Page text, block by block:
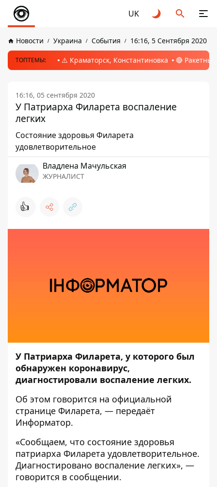
UK
Новости Украина События 16:16, 5 Сентября 2020
ТОПТЕМЫ: ⚠️ Краматорск, Константиновка 🔴
16:16, 05 сентября 2020
У Патриарха Филарета воспаление
легких
Состояние здоровья Филарета
удовлетворительное
Владлена Мачульская
ЖУРНАЛИСТ
👍
У Патриарха Филарета, у которого был
обнаружен коронавирус,
диагностировали воспаление легких.
Об этом говорится на официальной
странице Филарета, — передаёт
Информатор.
«Сообщаем, что состояние здоровья
патриарха Филарета удовлетворительное.
Диагностировано воспаление легких», —
говорится в сообщении.